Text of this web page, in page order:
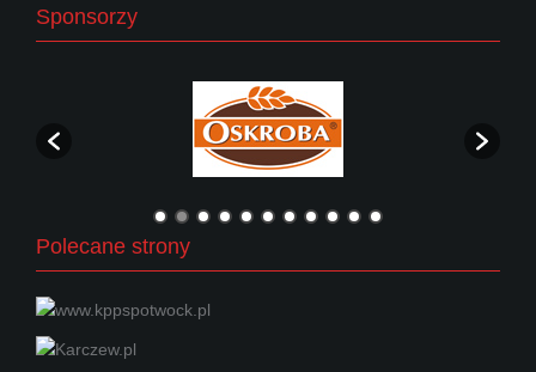
Sponsorzy
Polecane strony